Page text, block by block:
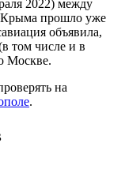
2022) между
Крыма прошло уже
объявила,
том числе и в
Москве.
на
.